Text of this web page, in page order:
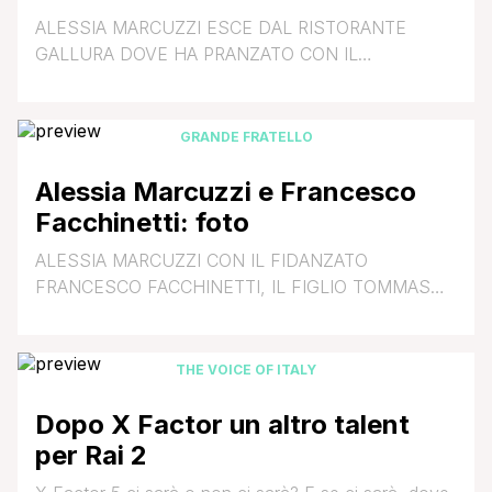
ALESSIA MARCUZZI ESCE DAL RISTORANTE
GALLURA DOVE HA PRANZATO CON IL
GRANDE FRATELLO
Alessia Marcuzzi e Francesco
Facchinetti: foto
ALESSIA MARCUZZI CON IL FIDANZATO
FRANCESCO FACCHINETTI, IL FIGLIO TOMMASO
INTERNAZIONALI DI TENNIS D'ITALIA 2011 FONTE:
THE VOICE OF ITALY
Dopo X Factor un altro talent
per Rai 2